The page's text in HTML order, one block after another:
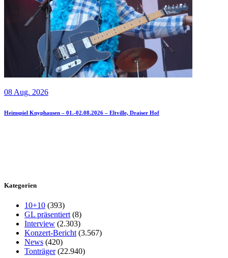
08 Aug. 2026
Heimspiel Knyphausen – 01.-02.08.2026 – Eltville, Draiser Hof
Kategorien
10+10 (393)
GL präsentiert (8)
Interview (2.303)
Konzert-Bericht (3.567)
News (420)
Tonträger(22.940)